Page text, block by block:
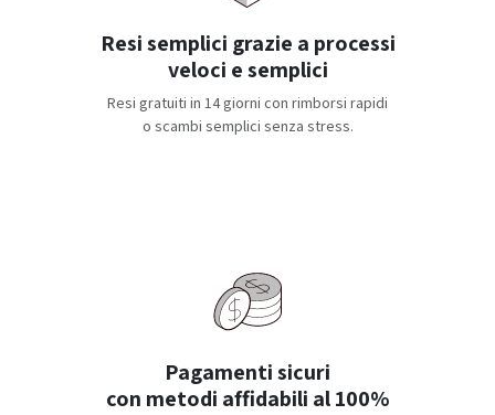
Resi semplici grazie a processi
veloci e semplici
Resi gratuiti in 14 giorni con rimborsi rapidi
o scambi semplici senza stress.
Pagamenti sicuri
con metodi affidabili al 100%